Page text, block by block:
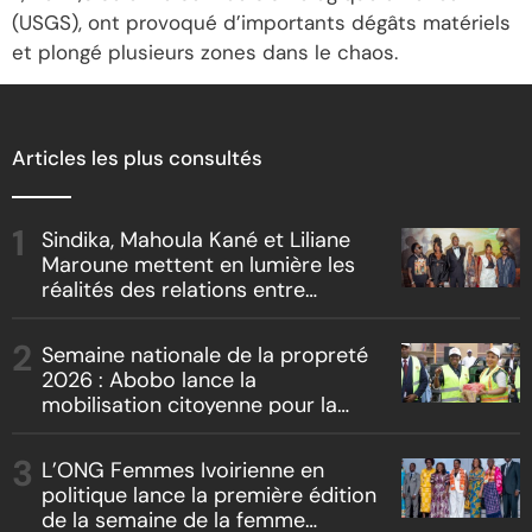
(USGS), ont provoqué d’importants dégâts matériels
et plongé plusieurs zones dans le chaos.
Articles les plus consultés
Sindika, Mahoula Kané et Liliane
Maroune mettent en lumière les
réalités des relations entre
« Boss vs Boss »
Semaine nationale de la propreté
2026 : Abobo lance la
mobilisation citoyenne pour la
L’ONG Femmes Ivoirienne en
politique lance la première édition
de la semaine de la femme